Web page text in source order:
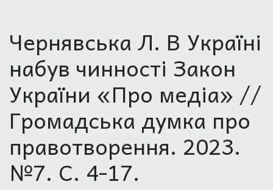
Чернявська Л. В Україні
набув чинності Закон
України «Про медіа» //
Громадська думка про
правотворення. 2023.
№7. С. 4-17.